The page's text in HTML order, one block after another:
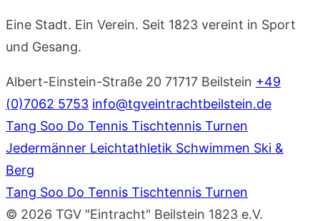
Eine Stadt. Ein Verein. Seit 1823 vereint in Sport
und Gesang.
Albert-Einstein-Straße 20 71717 Beilstein +49
(0)7062 5753 info@tgveintrachtbeilstein.de
Tang Soo Do Tennis Tischtennis Turnen
Jedermänner Leichtathletik Schwimmen Ski &
Berg
Tang Soo Do Tennis Tischtennis Turnen
© 2026 TGV "Eintracht" Beilstein 1823 e.V.